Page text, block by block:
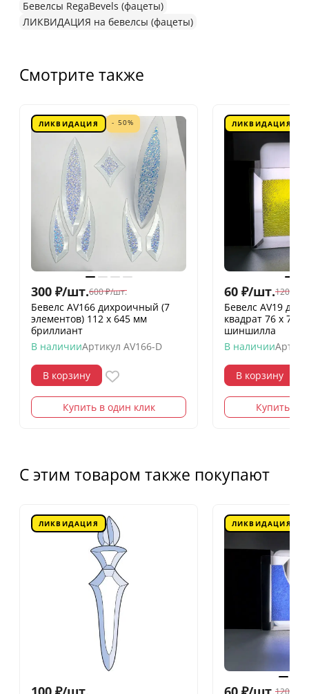
Бевелсы RegaBevels (фацеты)
ЛИКВИДАЦИЯ на бевелсы (фацеты)
Смотрите также
ЛИКВИДАЦИЯ - 50%
300 ₽/шт.600 ₽/шт.
Бевелс AV166 дихроичный (7
элементов) 112 х 645 мм
бриллиант
В наличииАртикул AV166-D
В корзину
Купить в один клик
ЛИКВИДАЦИЯ
60 ₽/шт.120
Бевелс AV19
квадрат 76 х 76
шиншилла
В наличии
В корзину
Купить в
С этим товаром также покупают
ЛИКВИДАЦИЯ ЛИКВИДАЦИЯ
120